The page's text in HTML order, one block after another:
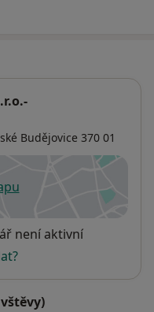
Budějovice 370 01
v nové záložce
není aktivní